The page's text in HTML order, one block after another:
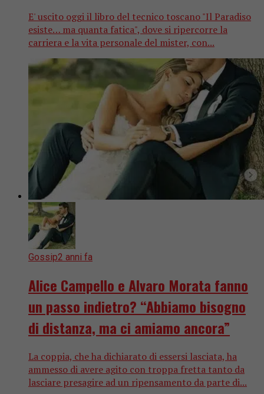
E' uscito oggi il libro del tecnico toscano "Il Paradiso
esiste… ma quanta fatica", dove si ripercorre la
carriera e la vita personale del mister, con...
Gossip2 anni fa
Alice Campello e Alvaro Morata fanno
un passo indietro? “Abbiamo bisogno
di distanza, ma ci amiamo ancora”
La coppia, che ha dichiarato di essersi lasciata, ha
ammesso di avere agito con troppa fretta tanto da
lasciare presagire ad un ripensamento da parte di...